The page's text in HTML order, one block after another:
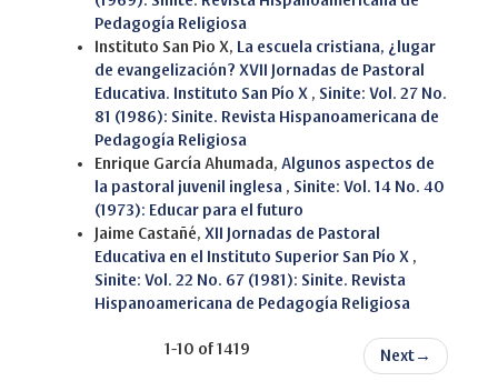
Pedagogía Religiosa
Instituto San Pio X, La escuela cristiana, ¿lugar
de evangelización? XVII Jornadas de Pastoral
Educativa. Instituto San Pío X , Sinite: Vol. 27 No.
81 (1986): Sinite. Revista Hispanoamericana de
Pedagogía Religiosa
Enrique García Ahumada, Algunos aspectos de
la pastoral juvenil inglesa , Sinite: Vol. 14 No. 40
(1973): Educar para el futuro
Jaime Castañé, XII Jornadas de Pastoral
Educativa en el Instituto Superior San Pío X ,
Sinite: Vol. 22 No. 67 (1981): Sinite. Revista
Hispanoamericana de Pedagogía Religiosa
1-10 of 1419 Next →